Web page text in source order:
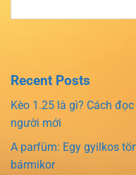
Recent Posts
Kèo 1.25 là gì? Cách
người mới
A parfüm: Egy gyilkos
bármikor